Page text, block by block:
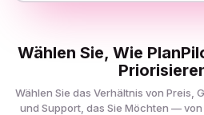
Wählen Sie, Wie
Wählen Sie das Verhältnis von Preis,
und Support, das Sie Möchten —